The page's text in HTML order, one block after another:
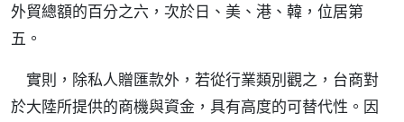
外貿總額的百分之六，次於日、美、港、韓，位居第
五。
實則，除私人贈匯款外，若從行業類別觀之，台商對
於大陸所提供的商機與資金，具有高度的可替代性。因